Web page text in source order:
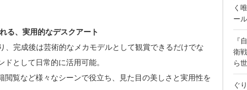
る、実用的なデスクアート
、完成後は芸術的なメカモデルとして観賞できるだけでな
として日常的に活用可能。
閲覧など様々なシーンで役立ち、見た目の美しさと実用性を
く
ー
『
衛
ら
ぐ